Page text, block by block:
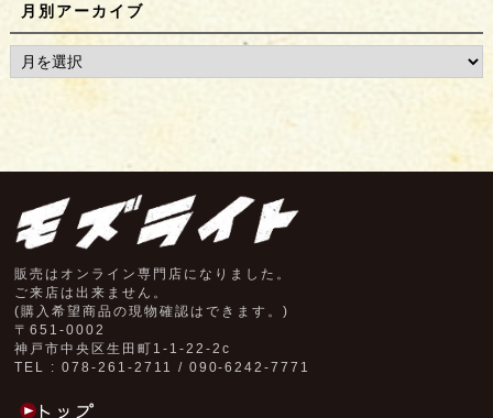
月別アーカイブ
販売はオンライン専門店になりました。
ご来店は出来ません。
(購入希望商品の現物確認はできます。)
〒651-0002
神戸市中央区生田町1-1-22-2c
TEL : 078-261-2711 / 090-6242-7771